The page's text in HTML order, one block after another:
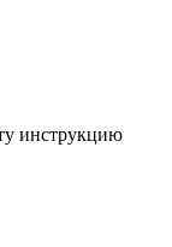
инструкцию